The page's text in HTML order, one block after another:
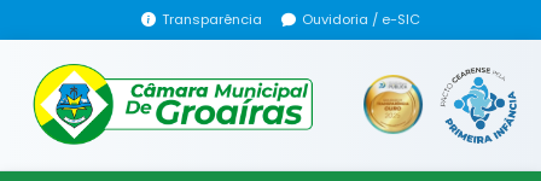
Transparência Ouvidoria / e-SIC